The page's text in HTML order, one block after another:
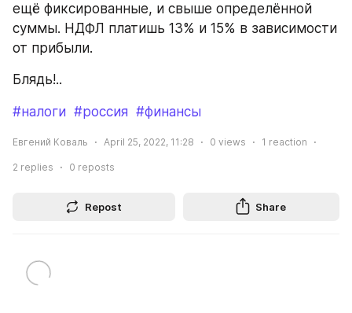
ещё фиксированные, и свыше определённой
суммы. НДФЛ платишь 13% и 15% в зависимости
от прибыли.
Блядь!..
#налоги #россия #финансы
Евгений Коваль April 25, 2022, 11:28 0 views 1 reaction
2 replies 0 reposts
Repost Share